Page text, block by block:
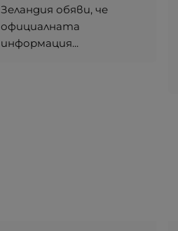
Зеландия обяви, че
официалната
информация...